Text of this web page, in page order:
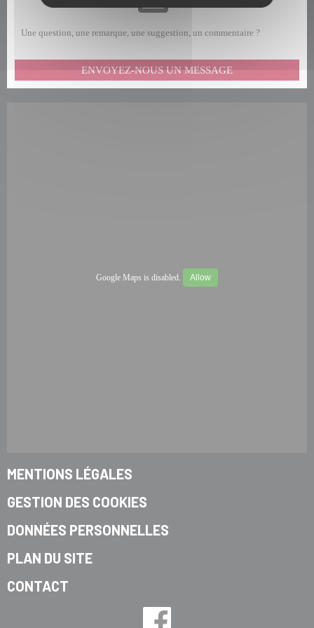
Une question, une remarque, une suggestion, un commentaire ?
ENVOYEZ-NOUS UN MESSAGE
Google Maps is disabled. Allow
MENTIONS LÉGALES
GESTION DES COOKIES
DONNÉES PERSONNELLES
PLAN DU SITE
CONTACT